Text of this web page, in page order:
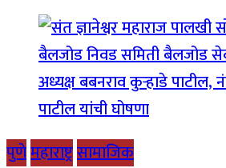
पुणेमहाराष्ट्रसामाजिक